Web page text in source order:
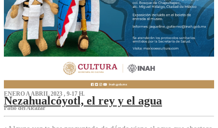
ENERO A ABRIL 2023 , 9-17 H.
Nezahualcóyotl, el rey y el agua
Patio del Alcázar